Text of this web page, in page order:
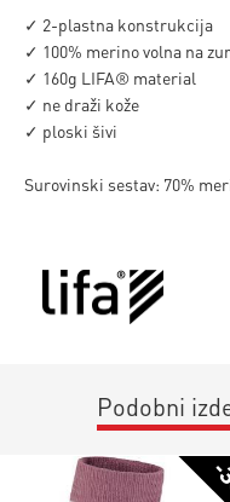
✓ 2-plastna konstrukcija
✓ 100% merino volna na
✓ 160g LIFA® material
✓ ne draži kože
✓ ploski šivi
Surovinski sestav: 70%
Podobni
-